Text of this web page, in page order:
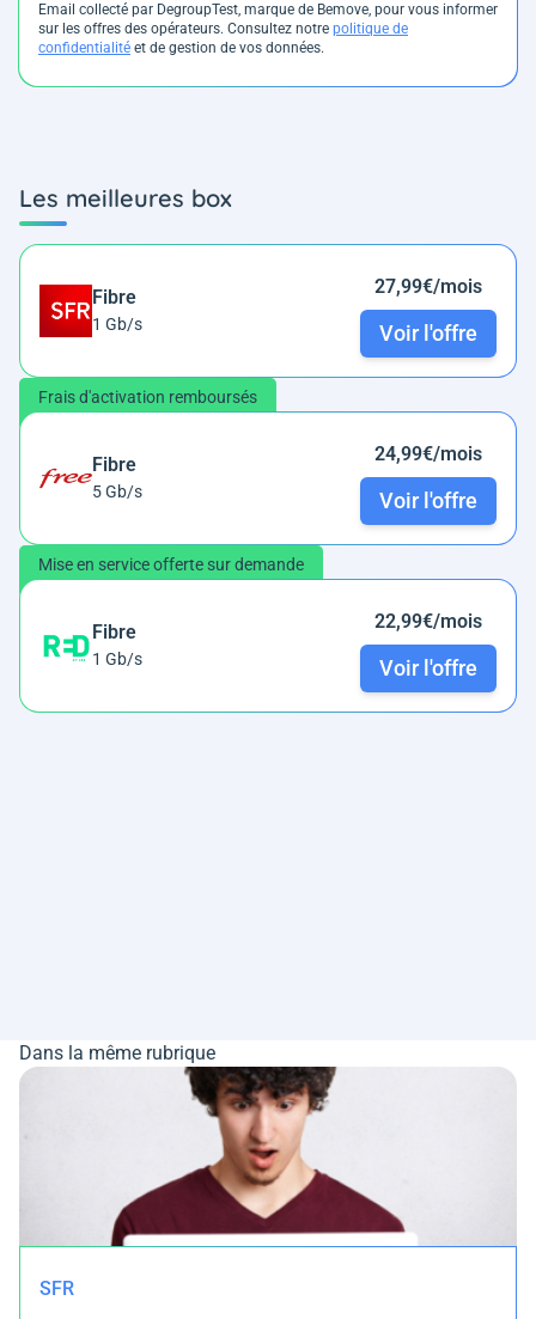
Email collecté par DegroupTest, marque de Bemove, pour vous informer
sur les offres des opérateurs. Consultez notre politique de
confidentialité et de gestion de vos données.
Les meilleures box
Fibre
1 Gb/s
27,99€/mois
Voir l'offre
Frais d'activation remboursés
Fibre
5 Gb/s
24,99€/mois
Voir l'offre
Mise en service offerte sur demande
Fibre
1 Gb/s
22,99€/mois
Voir l'offre
Dans la même rubrique
SFR